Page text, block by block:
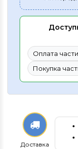
Оплата
Покупка
Доставка